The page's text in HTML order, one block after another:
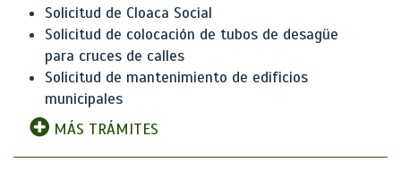
Solicitud de Cloaca Social
Solicitud de colocación de tubos de desagüe
para cruces de calles
Solicitud de mantenimiento de edificios
municipales
MÁS TRÁMITES